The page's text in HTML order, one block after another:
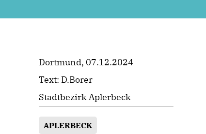
Dortmund, 07.12.2024
Text: D.Borer
Stadtbezirk Aplerbeck
APLERBECK